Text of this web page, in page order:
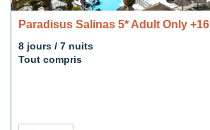
Paradisus Salinas 5* Adult Only +16
8 jours / 7 nuits
Tout compris